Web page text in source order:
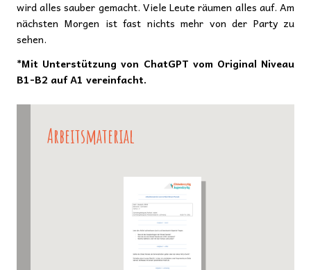
wird alles sauber gemacht. Viele Leute räumen alles auf. Am
nächsten Morgen ist fast nichts mehr von der Party zu
sehen.
*Mit Unterstützung von ChatGPT vom Original Niveau
B1-B2 auf A1 vereinfacht.
Arbeitsmaterial